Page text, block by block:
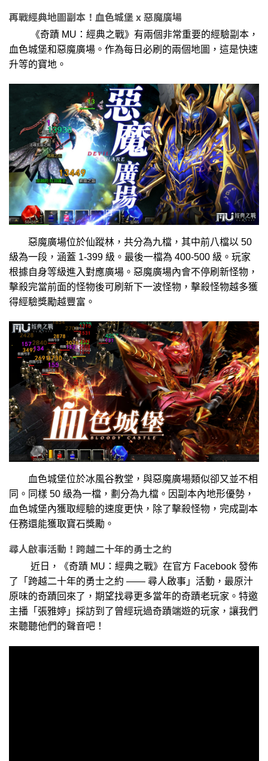
再戰經典地圖副本！血色城堡 x 惡魔廣場
《奇蹟 MU：經典之戰》有兩個非常重要的經驗副本，
血色城堡和惡魔廣場。作為每日必刷的兩個地圖，這是快速
升等的寶地。
惡魔廣場位於仙蹤林，共分為九檔，其中前八檔以 50
級為一段，涵蓋 1-399 級。最後一檔為 400-500 級。玩家
根據自身等級進入對應廣場。惡魔廣場內會不停刷新怪物，
擊殺完當前面的怪物後可刷新下一波怪物，擊殺怪物越多獲
得經驗獎勵越豐富。
血色城堡位於冰風谷教堂，與惡魔廣場類似卻又並不相
同。同樣 50 級為一檔，劃分為九檔。因副本內地形優勢，
血色城堡內獲取經驗的速度更快，除了擊殺怪物，完成副本
任務還能獲取寶石獎勵。
尋人啟事活動！跨越二十年的勇士之約
近日，《奇蹟 MU：經典之戰》在官方 Facebook 發佈
了「跨越二十年的勇士之約 —— 尋人啟事」活動，最原汁
原味的奇蹟回來了，期望找尋更多當年的奇蹟老玩家。特邀
主播「張雅婷」採訪到了曾經玩過奇蹟端遊的玩家，讓我們
來聽聽他們的聲音吧！